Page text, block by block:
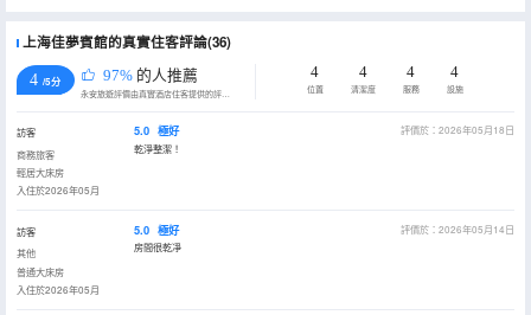
上海佳夢賓館的真實住客評論(36)
4 /5分 97% 的人推薦
永安旅遊評價由真實酒店住客提供的評價。
4
位置
4
清潔度
4
服務
4
設施
訪客
商務旅客
輕居大床房
入住於2026年05月
5.0 極好
評價於：2026年05月18日
乾淨整潔！
訪客
其他
普通大床房
入住於2026年05月
5.0 極好
評價於：2026年05月14日
房間很乾凈